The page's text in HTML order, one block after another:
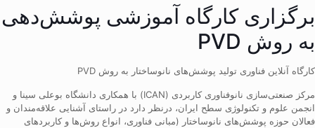
برگزاری کارگاه آموزشی پوشش‌دهی
به روش PVD
کارگاه آنلاین فناوری تولید پوشش‌های نانوساختار به روش PVD
مرکز صنعتی‌سازی نانوفناوری کاربردی (ICAN) با همکاری دانشگاه بوعلی سینا و
انجمن علوم و تکنولوژی سطح ایران، درنظر دارد در راستای آشنایی علاقه‌مندان و
فعالان حوزه پوشش‌های نانوساختار (مبانی فناوری، انواع روش‌ها و کاربردهای